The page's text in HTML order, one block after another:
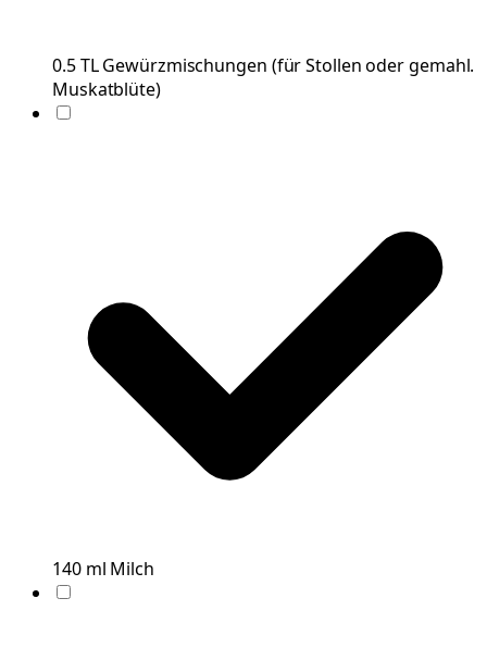
0.5TL Gewürzmischungen (für Stollen oder gemahl.
Muskatblüte)
140 ml Milch